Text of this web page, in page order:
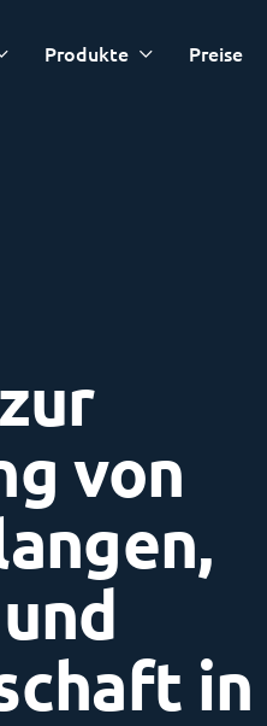
Produkte Preise
von
in